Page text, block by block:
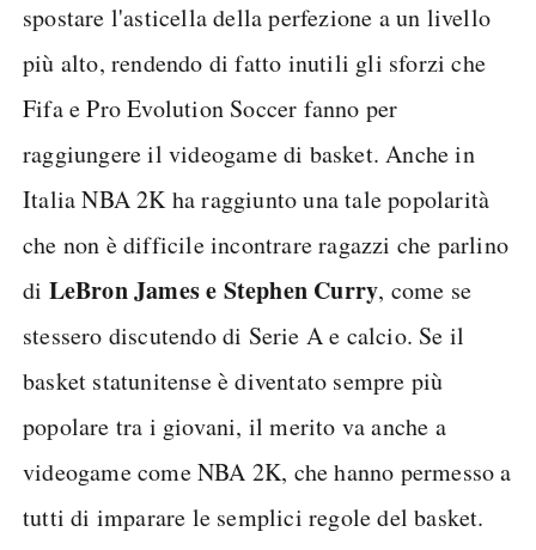
spostare l'asticella della perfezione a un livello
più alto, rendendo di fatto inutili gli sforzi che
Fifa e Pro Evolution Soccer fanno per
raggiungere il videogame di basket. Anche in
Italia NBA 2K ha raggiunto una tale popolarità
che non è difficile incontrare ragazzi che parlino
di LeBron James e Stephen Curry, come se
stessero discutendo di Serie A e calcio. Se il
basket statunitense è diventato sempre più
popolare tra i giovani, il merito va anche a
videogame come NBA 2K, che hanno permesso a
tutti di imparare le semplici regole del basket.